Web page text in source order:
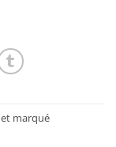
et marqué